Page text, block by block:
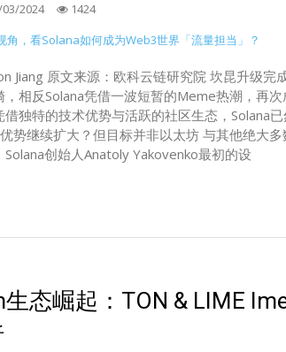
2024 1424
Jiang 原文来源：欧科云链研究院 坎昆升级
，相反Solana凭借一波短暂的Meme热潮，再
独特的技术优势与活跃的社区生态，Solana
势继续扩大？但目标并非以太坊 与其他绝大
创始人Anatoly Yakovenko最初的设
生态崛起：TON & LIME